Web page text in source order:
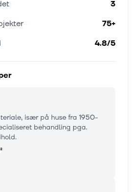
3
75+
4.8/5
især på huse fra 1950-
behandling pga.